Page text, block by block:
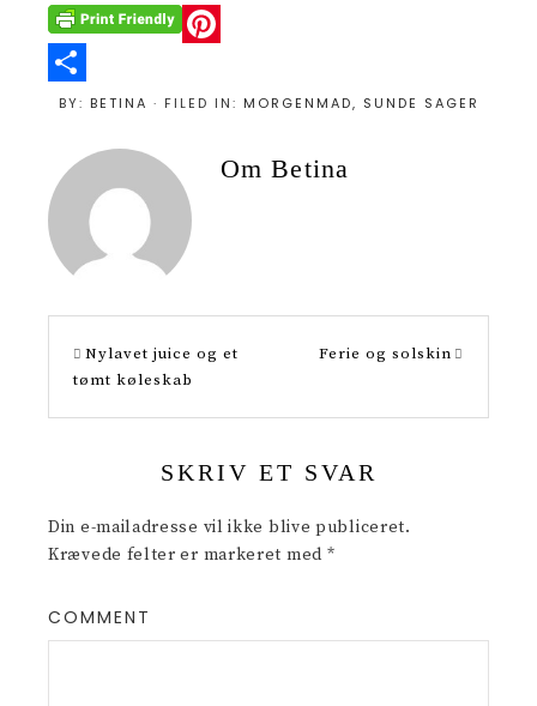
P
e
r
r
e
BY: BETINA · FILED IN: MORGENMAD, SUNDE SAGER
OmBetina
Nylavet juice og et
tømt køleskab
Ferie og solskin
SKRIV ET SVAR
Din e-mailadresse vil ikke blive publiceret.
Krævede felter er markeret med *
COMMENT